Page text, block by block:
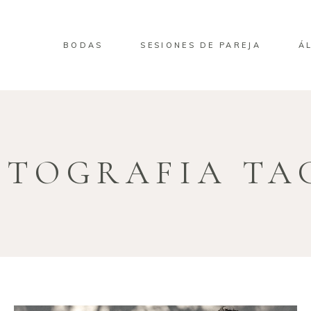
BODAS SESIONES DE PAREJA